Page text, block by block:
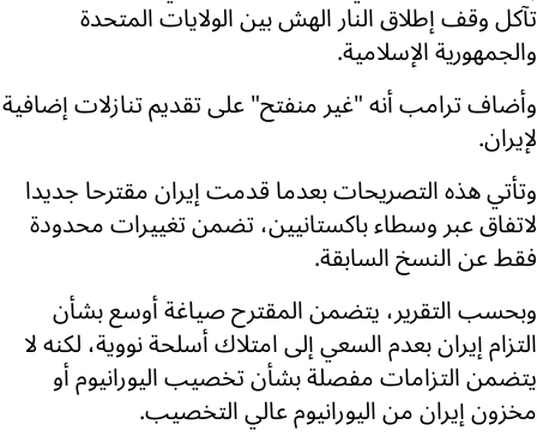
تآكل وقف إطلاق النار الهش بين الولايات المتحدة
والجمهورية الإسلامية.
وأضاف ترامب أنه "غير منفتح" على تقديم تنازلات إضافية
لإيران.
وتأتي هذه التصريحات بعدما قدمت إيران مقترحا جديدا
لاتفاق عبر وسطاء باكستانيين، تضمن تغييرات محدودة
فقط عن النسخ السابقة.
وبحسب التقرير، يتضمن المقترح صياغة أوسع بشأن
التزام إيران بعدم السعي إلى امتلاك أسلحة نووية، لكنه لا
يتضمن التزامات مفصلة بشأن تخصيب اليورانيوم أو
مخزون إيران من اليورانيوم عالي التخصيب.